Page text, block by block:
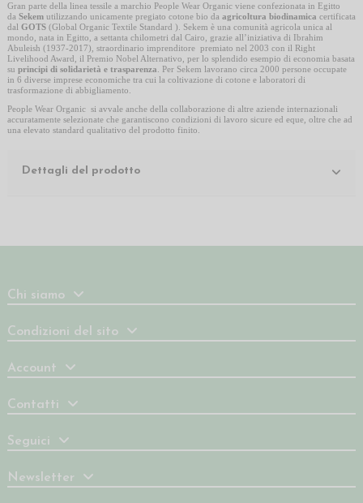
Gran parte della linea tessile a marchio People Wear Organic viene confezionata in Egitto
da Sekem utilizzando unicamente pregiato cotone bio da agricoltura biodinamica certificata
dal GOTS (Global Organic Textile Standard ). Sekem è una comunità agricola unica al
mondo, nata in Egitto, a settanta chilometri dal Cairo, grazie all’iniziativa di Ibrahim
Abuleish (1937-2017), straordinario imprenditore premiato nel 2003 con il Right
Livelihood Award, il Premio Nobel Alternativo, per lo splendido esempio di economia basata
su principi di solidarietà e trasparenza . Per Sekem lavorano circa 2000 persone occupate
in 6 diverse imprese economiche tra cui la coltivazione di cotone e laboratori di
trasformazione di abbigliamento.
People Wear Organic si avvale anche della collaborazione di altre aziende internazionali
accuratamente selezionate che garantiscono condizioni di lavoro sicure ed eque, oltre che ad
una elevato standard qualitativo del prodotto finito.
Dettagli del prodotto
Chi siamo
Condizioni del sito
Account
Contatti
Seguici
Newsletter